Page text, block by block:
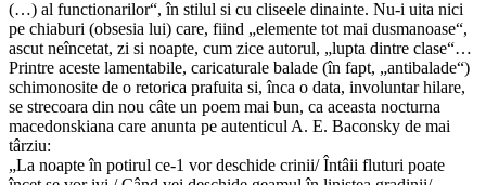
(…) al functionarilor“, în stilul si cu cliseele dinainte. Nu-i uita nici
pe chiaburi (obsesia lui) care, fiind „elemente tot mai dusmanoase“,
ascut neîncetat, zi si noapte, cum zice autorul, „lupta dintre clase“…
Printre aceste lamentabile, caricaturale balade (în fapt, „antibalade“)
schimonosite de o retorica prafuita si, înca o data, involuntar hilare,
se strecoara din nou câte un poem mai bun, ca aceasta nocturna
macedonskiana care anunta pe autenticul A. E. Baconsky de mai
târziu:
„La noapte în potirul ce-1 vor deschide crinii/ Întâii fluturi poate